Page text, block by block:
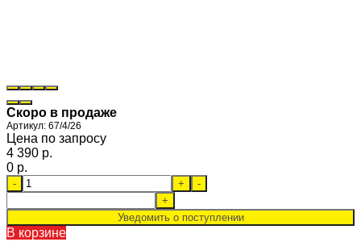
Скоро в продаже
Артикул: 67/4/26
Цена по запросу
4 390 p.
0 p.
- +
-
+
Уведомить о поступлении
В корзине